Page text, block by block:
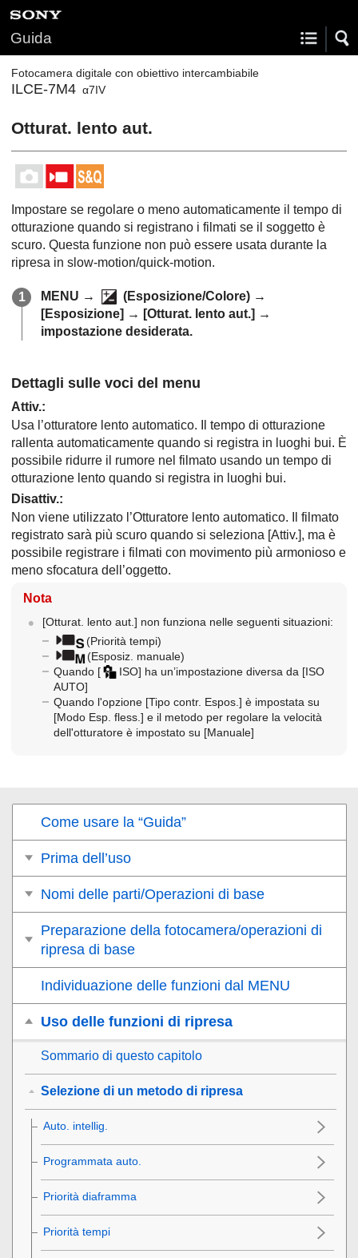
Guida
Fotocamera digitale con obiettivo intercambiabile
ILCE-7M4 α7IV
Otturat. lento aut.
Impostare se regolare o meno automaticamente il tempo di
otturazione quando si registrano i filmati se il soggetto è
scuro. Questa funzione non può essere usata durante la
ripresa in slow-motion/quick-motion.
MENU → (Esposizione/Colore) →
[Esposizione] → [Otturat. lento aut.] →
impostazione desiderata.
Dettagli sulle voci del menu
Attiv.:
Usa l’otturatore lento automatico. Il tempo di otturazione
rallenta automaticamente quando si registra in luoghi bui. È
possibile ridurre il rumore nel filmato usando un tempo di
otturazione lento quando si registra in luoghi bui.
Disattiv.:
Non viene utilizzato l’Otturatore lento automatico. Il filmato
registrato sarà più scuro quando si seleziona [Attiv.], ma è
possibile registrare i filmati con movimento più armonioso e
meno sfocatura dell’oggetto.
Nota
[Otturat. lento aut.] non funziona nelle seguenti situazioni:
(Priorità tempi)
(Esposiz. manuale)
Quando [ ISO] ha un’impostazione diversa da [ISO
AUTO]
Quando l'opzione [Tipo contr. Espos.] è impostata su
[Modo Esp. fless.] e il metodo per regolare la velocità
dell'otturatore è impostato su [Manuale]
Come usare la “Guida”
Prima dell’uso
Nomi delle parti/Operazioni di base
Preparazione della fotocamera/operazioni di
ripresa di base
Individuazione delle funzioni dal MENU
Uso delle funzioni di ripresa
Sommario di questo capitolo
Selezione di un metodo di ripresa
Auto. intellig.
Programmata auto.
Priorità diaframma
Priorità tempi